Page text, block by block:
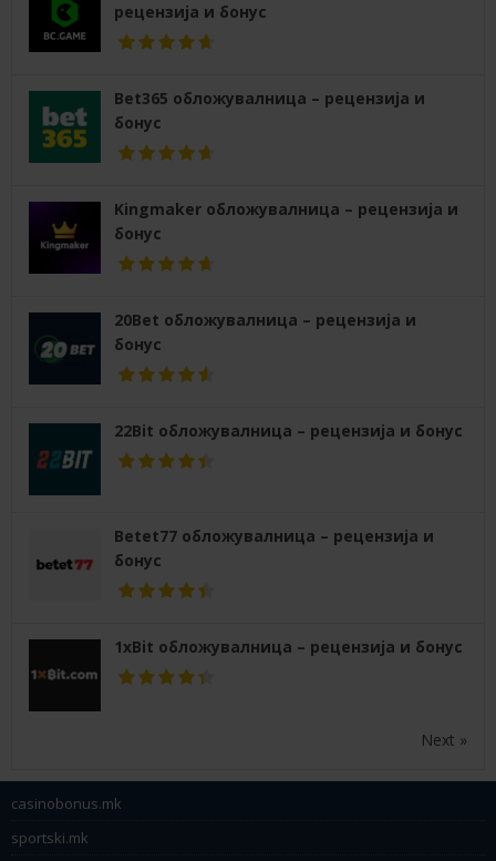
рецензија и бонус
Bet365 обложувалница – рецензија и
бонус
Kingmaker обложувалница – рецензија и
бонус
20Bet обложувалница – рецензија и
бонус
22Bit обложувалница – рецензија и бонус
Betet77 обложувалница – рецензија и
бонус
1xBit обложувалница – рецензија и бонус
Next »
casinobonus.mk
sportski.mk